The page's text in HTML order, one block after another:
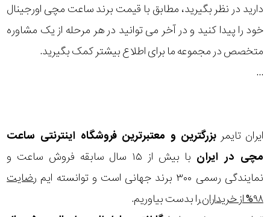
دارید در نظر بگیرید، مطابق با قیمت برند ساعت مچی اورجینال
خود را پیدا کنید و در آخر می توانید در هر مرحله از یک مشاوره
متخصص در مجموعه ما برای اطلاع بیشتر کمک بگیرید.
...
ایران تایمر بزرگترین و معتبرترین فروشگاه اینترنتی ساعت
مچی در ایران
با بیش از ۱۵ سال سابقه فروش ساعت و
نمایندگی رسمی ۳۰۰ برند جهانی است و توانسته ایم
رضایت
۹۸% از خریداران
را بدست بیاوریم.
کیو
نمایش
طرح
بند
در
برابر